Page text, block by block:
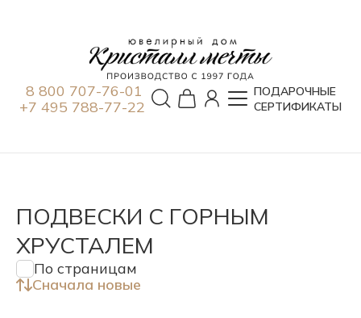
8 800 707-76-01
+7 495 788-77-22
ПОДАРОЧНЫЕ
СЕРТИФИКАТЫ
ПОДВЕСКИ С ГОРНЫМ
ХРУСТАЛЕМ
По страницам
Сначала новые